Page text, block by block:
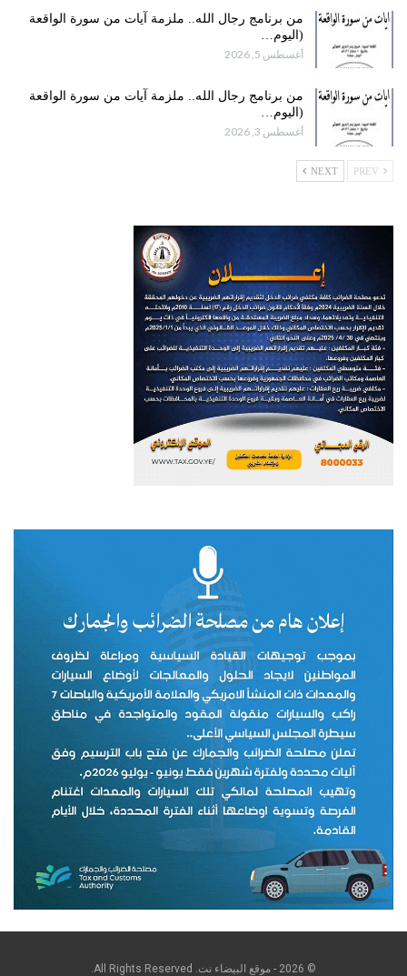
من برنامج رجال الله.. ملزمة آيات من سورة الواقعة
(اليوم…
أغسطس 5, 2026
من برنامج رجال الله.. ملزمة آيات من سورة الواقعة
(اليوم…
أغسطس 3, 2026
NEXT
© 2026 - موقع البيضاء نت. All Rights Reserved.